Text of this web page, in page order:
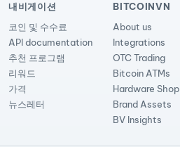
내비게이션
코인 및 수수료
API documentation
추천 프로그램
리워드
가격
뉴스레터
BITCOINVN
About us
Integrations
OTC Trading
Bitcoin ATMs
Hardware Shop
Brand Assets
BV Insights